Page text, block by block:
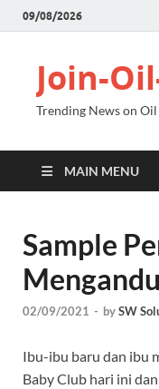
09/08/2026
Join-
Trending News on
MAIN MENU
Sample
02/09/2021 - bySW
Ibu-ibu baru dan ibu
Baby Club hari ini